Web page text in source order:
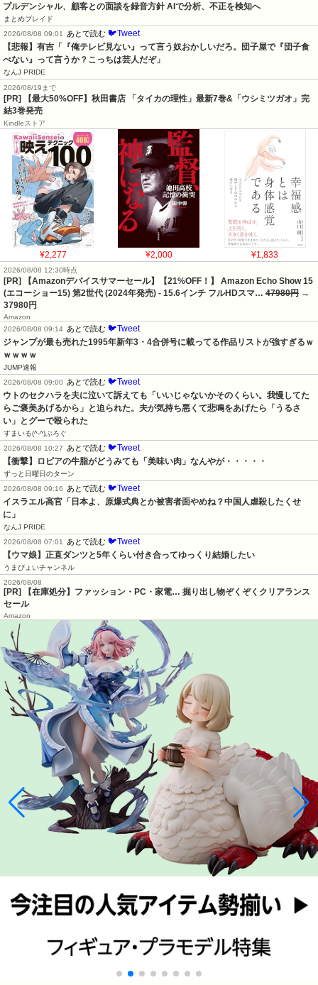
プルデンシャル、顧客との面談を録音方針 AIで分析、不正を検知へ
まとめブレイド
2026/08/08 09:01
あとで読む 🐦Tweet
【悲報】有吉「『俺テレビ見ない』って言う奴おかしいだろ。団子屋で『団子食
べない』って言うか？こっちは芸人だぞ」
なんJ PRIDE
2026/08/19まで
[PR] 【最大50%OFF】秋田書店 「タイカの理性」最新7巻&「ウシミツガオ」完
結3巻発売
Kindleストア
¥2,277 ¥2,000 ¥1,833
2026/08/08 12:30時点
[PR] 【Amazonデバイスサマーセール】【21%OFF！】 Amazon Echo Show 15
(エコーショー15) 第2世代 (2024年発売) - 15.6インチ フルHDスマ… 47980円 →
37980円
Amazon
2026/08/08 09:14 あとで読む 🐦Tweet
ジャンプが最も売れた1995年新年3・4合併号に載ってる作品リストが強すぎるｗ
ｗｗｗｗ
JUMP速報
2026/08/08 09:00
あとで読む 🐦Tweet
ウトのセクハラを夫に泣いて訴えても「いいじゃないかそのくらい。我慢してた
らご褒美あげるから」と迫られた。夫が気持ち悪くて悲鳴をあげたら「うるさ
い」とグーで殴られた
すまいる(^-^)ぶろぐ
2026/08/08 10:27
あとで読む 🐦Tweet
【衝撃】ロピアの牛脂がどうみても「美味い肉」なんやが・・・・・
ずっと日曜日のターン
2026/08/08 09:16
あとで読む 🐦Tweet
イスラエル高官「日本よ、原爆式典とか被害者面やめね？中国人虐殺したくせ
に」
なんJ PRIDE
2026/08/08 07:01
あとで読む 🐦Tweet
【ウマ娘】正直ダンツと5年くらい付き合ってゆっくり結婚したい
うまぴょいチャンネル
2026/08/08
[PR] 【在庫処分】ファッション・PC・家電… 掘り出し物ぞくぞくクリアランス
セール
Amazon